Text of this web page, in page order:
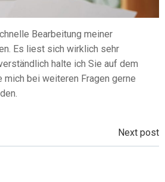
Bearbeitung meiner
Es liest sich wirklich sehr
halte ich Sie auf dem
mich bei weiteren Fragen gerne
Next post